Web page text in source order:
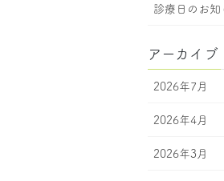
診療日のお知
アーカイブ
2026年7月
2026年4月
2026年3月